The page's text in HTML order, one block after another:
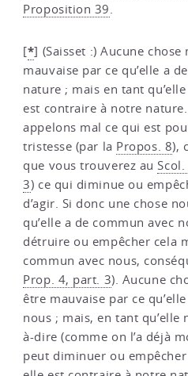
Proposition 39
[*] (Saisset :) Aucune
mauvaise par ce qu’elle a
nature ; mais en tant
est contraire à notre nature.
appelons mal ce qui est
tristesse (par la Propos. 8),
que vous trouverez au
3) ce qui diminue ou
d’agir. Si donc une chose
qu’elle a de commun avec
détruire ou empêcher cela
commun avec nous,
Prop. 4, part. 3). Aucune
être mauvaise par ce
nous ; mais, en tant qu’elle
à-dire (comme on l’a déjà
peut diminuer ou empêcher